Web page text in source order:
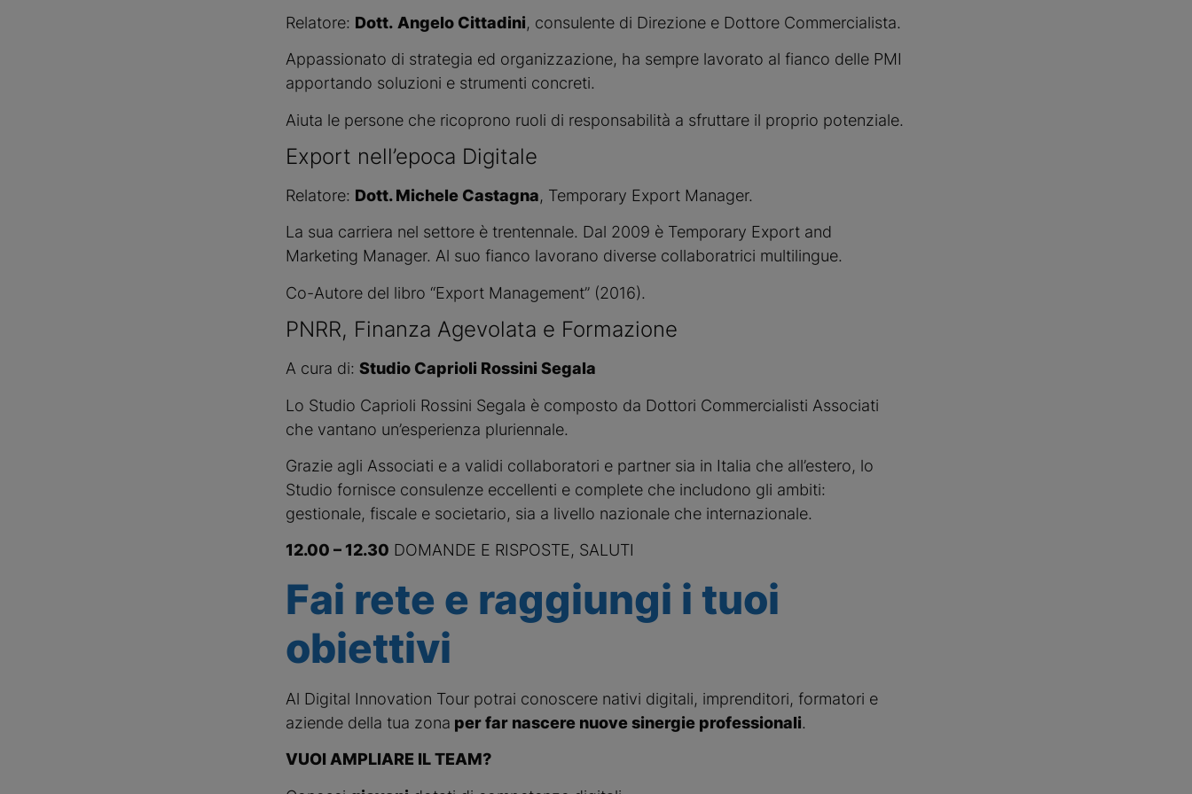
Relatore: Dott. Angelo Cittadini, consulente di Direzione e Dottore Commercialista.
Appassionato di strategia ed organizzazione, ha sempre lavorato al fianco delle PMI
apportando soluzioni e strumenti concreti.
Aiuta le persone che ricoprono ruoli di responsabilità a sfruttare il proprio potenziale.
Export nell’epoca Digitale
Relatore: Dott. Michele Castagna, Temporary Export Manager.
La sua carriera nel settore è trentennale. Dal 2009 è Temporary Export and
Marketing Manager. Al suo fianco lavorano diverse collaboratrici multilingue.
Co-Autore del libro “Export Management” (2016).
PNRR, Finanza Agevolata e Formazione
A cura di: Studio Caprioli Rossini Segala
Lo Studio Caprioli Rossini Segala è composto da Dottori Commercialisti Associati
che vantano un’esperienza pluriennale.
Grazie agli Associati e a validi collaboratori e partner sia in Italia che all’estero, lo
Studio fornisce consulenze eccellenti e complete che includono gli ambiti:
gestionale, fiscale e societario, sia a livello nazionale che internazionale.
12.00 – 12.30 DOMANDE E RISPOSTE, SALUTI
Fai rete e raggiungi i tuoi
obiettivi
Al Digital Innovation Tour potrai conoscere nativi digitali, imprenditori, formatori e
aziende della tua zona per far nascere nuove sinergie professionali.
VUOI AMPLIARE IL TEAM?